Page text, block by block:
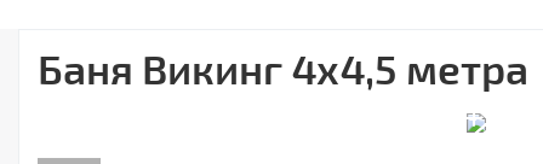
Баня Викинг 4х4,5 метра